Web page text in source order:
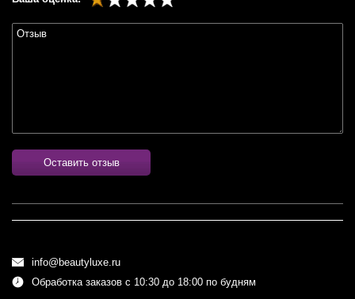
Оставить отзыв
info@beautyluxe.ru
Обработка заказов с 10:30 до 18:00 по будням